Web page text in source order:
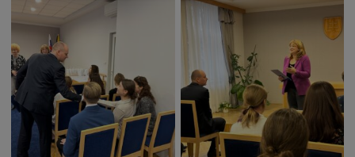
Turizmus
Slnečné jazerá
Zdravotníctvo
Dobrovoľníctvo
Rady a tipy
Benefícia